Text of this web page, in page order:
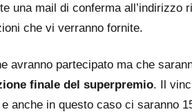
una mail di conferma
che vi verranno fornite.
avranno partecipato ma che
finale del superpremio. Il
anche in questo caso ci saranno